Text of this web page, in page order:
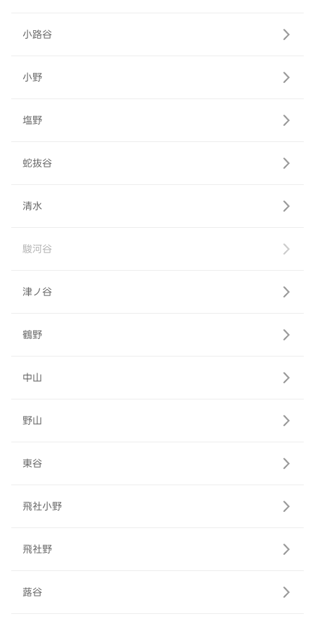
小路谷
小野
塩野
蛇抜谷
清水
駿河谷
津ノ谷
鶴野
中山
野山
東谷
飛社小野
飛社野
蕗谷